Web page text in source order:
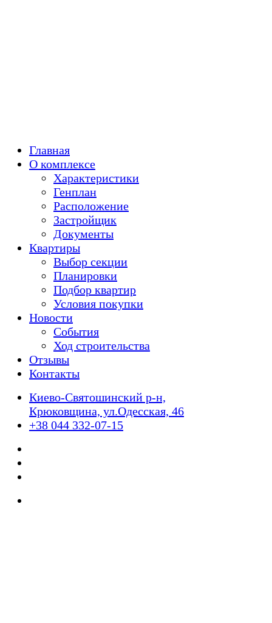
Главная
О комплексе
Характеристики
Генплан
Расположение
Застройщик
Документы
Квартиры
Выбор секции
Планировки
Подбор квартир
Условия покупки
Новости
События
Ход строительства
Отзывы
Контакты
Киево-Святошинский р-н,
Крюковщина, ул.Одесская, 46
+38 044 332-07-15